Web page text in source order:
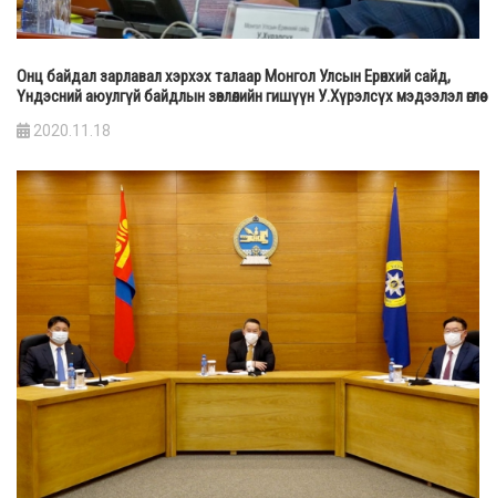
Онц байдал зарлавал хэрхэх талаар Монгол Улсын Ерөнхий сайд,
Үндэсний аюулгүй байдлын зөвлөлийн гишүүн У.Хүрэлсүх мэдээлэл өглөө
2020.11.18